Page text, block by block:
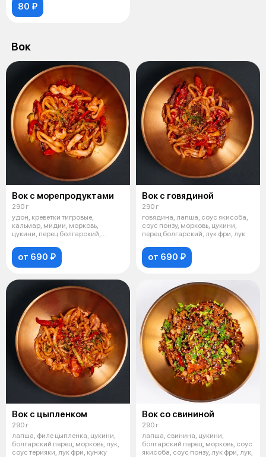
80 ₽
Вок
Вок с морепродуктами
290 г
удон, креветки тигровые,
кальмар, мидии, морковь,
цукини, перец болгарский,
от 690 ₽
Вок с говядиной
290 г
говядина, лапша, соус якисоба,
соус понзу, морковь, цукини,
перец болгарский, лук фри, лук
от 690 ₽
Вок с цыпленком
290 г
лапша, филе цыпленка, цукини,
болгарский перец, морковь, лук,
соус терияки, лук фри, кунжу
Вок со свининой
290 г
лапша, свинина, цукини,
болгарский перец, морковь, соус
якисоба, соус понзу, лук фри, лук,